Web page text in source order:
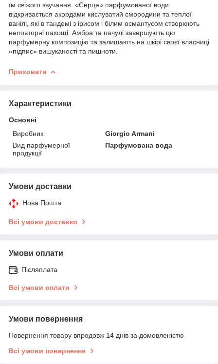
їм свіжого звучання. «Серце» парфумованої води
відкривається акордами кислуватий смородини та теплої
ванілі, які в тандемі з ірисом і білим османтусом створюють
неповторні пахощі. Амбра та пачулі завершують цю
парфумерну композицію та залишають на шкірі своєї власниці
«підпис» вишуканості та пишноти.
Приховати
Характеристики
Основні
Виробник
Giorgio Armani
Вид парфумерної
продукції
Парфумована вода
Умови доставки
Нова Пошта
Всі умови доставки
Умови оплати
Післяплата
Всі умови оплати
Умови повернення
Повернення товару впродовж 14 днів за домовленістю
Всі умови повернення